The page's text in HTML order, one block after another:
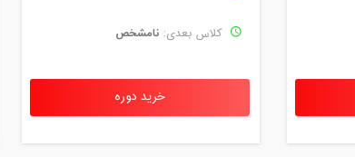
کلاس بعدی: نامشخص
خرید دوره